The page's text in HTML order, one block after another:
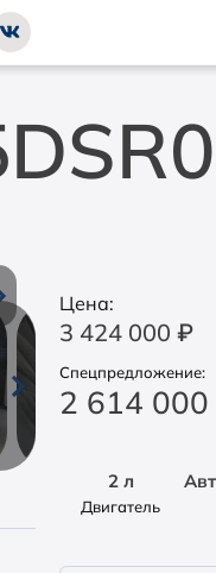
Цена:
3 424 000 ₽
Спецпредложение:
2 614 000
2 л
Двигатель